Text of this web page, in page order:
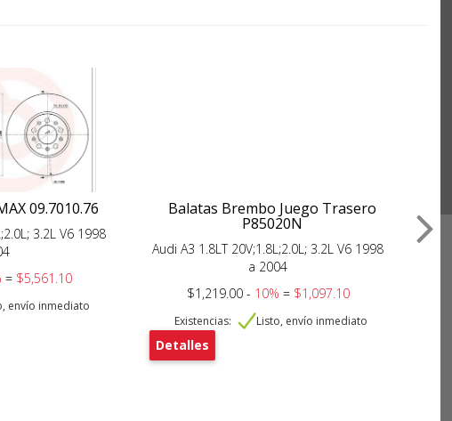
09.7010.76
3.2L V6 1998
= $5,561.10
envío inmediato
Balatas Brembo Juego Trasero
P85020N
Audi A3 1.8LT 20V;1.8L;2.0L; 3.2L V6 1998
a 2004
$1,219.00 - 10% = $1,097.10
Existencias: Listo, envío inmediato
Detalles